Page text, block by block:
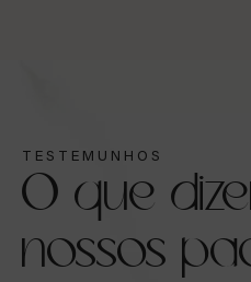
TESTEMUNHOS
O que
nossos